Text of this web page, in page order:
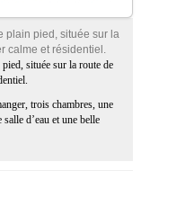
plain pied, située sur la
calme et résidentiel.
située sur la route de
trois chambres, une
d’eau et une belle